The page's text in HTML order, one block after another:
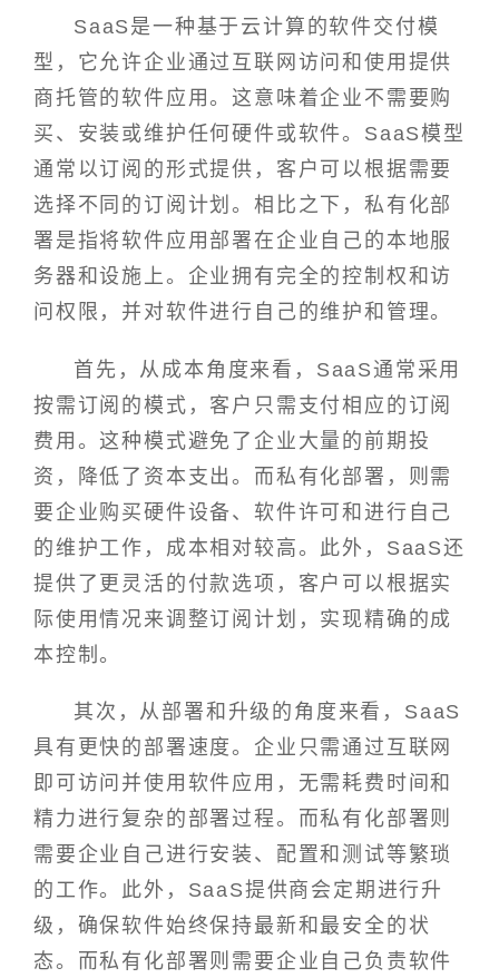
SaaS是一种基于云计算的软件交付模
型，它允许企业通过互联网访问和使用提供
商托管的软件应用。这意味着企业不需要购
买、安装或维护任何硬件或软件。SaaS模型
通常以订阅的形式提供，客户可以根据需要
选择不同的订阅计划。相比之下，私有化部
署是指将软件应用部署在企业自己的本地服
务器和设施上。企业拥有完全的控制权和访
问权限，并对软件进行自己的维护和管理。
首先，从成本角度来看，SaaS通常采用
按需订阅的模式，客户只需支付相应的订阅
费用。这种模式避免了企业大量的前期投
资，降低了资本支出。而私有化部署，则需
要企业购买硬件设备、软件许可和进行自己
的维护工作，成本相对较高。此外，SaaS还
提供了更灵活的付款选项，客户可以根据实
际使用情况来调整订阅计划，实现精确的成
本控制。
其次，从部署和升级的角度来看，SaaS
具有更快的部署速度。企业只需通过互联网
即可访问并使用软件应用，无需耗费时间和
精力进行复杂的部署过程。而私有化部署则
需要企业自己进行安装、配置和测试等繁琐
的工作。此外，SaaS提供商会定期进行升
级，确保软件始终保持最新和最安全的状
态。而私有化部署则需要企业自己负责软件